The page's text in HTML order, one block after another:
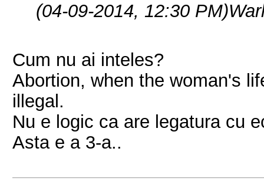
(04-09-2014, 12:30 PM)
Cum nu ai inteles?
Abortion, when the woman's
illegal.
Nu e logic ca are legatura cu
Asta e a 3-a..